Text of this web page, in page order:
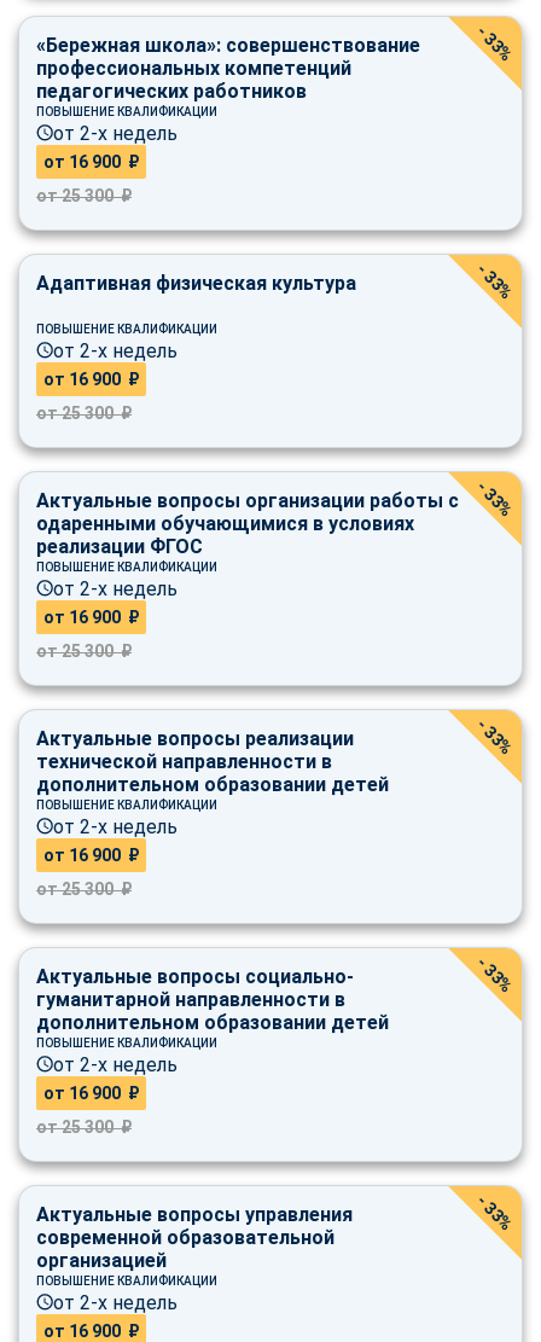
«Бережная школа»: совершенствование
профессиональных компетенций
педагогических работников
ПОВЫШЕНИЕ КВАЛИФИКАЦИИ
от 2-х недель
от 16 900 ₽
от 25 300 ₽
- 33%
Адаптивная физическая культура
ПОВЫШЕНИЕ КВАЛИФИКАЦИИ
от 2-х недель
от 16 900 ₽
от 25 300 ₽
- 33%
Актуальные вопросы организации работы с
одаренными обучающимися в условиях
реализации ФГОС
ПОВЫШЕНИЕ КВАЛИФИКАЦИИ
от 2-х недель
от 16 900 ₽
от 25 300 ₽
- 33%
Актуальные вопросы реализации
технической направленности в
дополнительном образовании детей
ПОВЫШЕНИЕ КВАЛИФИКАЦИИ
от 2-х недель
от 16 900 ₽
от 25 300 ₽
- 33%
Актуальные вопросы социально-
гуманитарной направленности в
дополнительном образовании детей
ПОВЫШЕНИЕ КВАЛИФИКАЦИИ
от 2-х недель
от 16 900 ₽
от 25 300 ₽
- 33%
Актуальные вопросы управления
современной образовательной
организацией
ПОВЫШЕНИЕ КВАЛИФИКАЦИИ
от 2-х недель
от 16 900 ₽
- 33%
ChatApp
online